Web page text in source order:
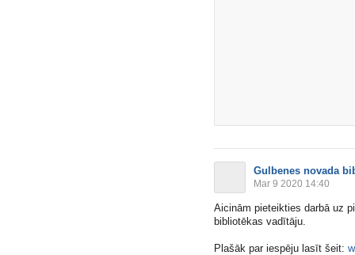
Gulbenes novada
Mar 9 2020 14:40
Aicinām pieteikties darbā uz
bibliotēkas vadītāju.
Plašāk par iespēju lasīt šeit: